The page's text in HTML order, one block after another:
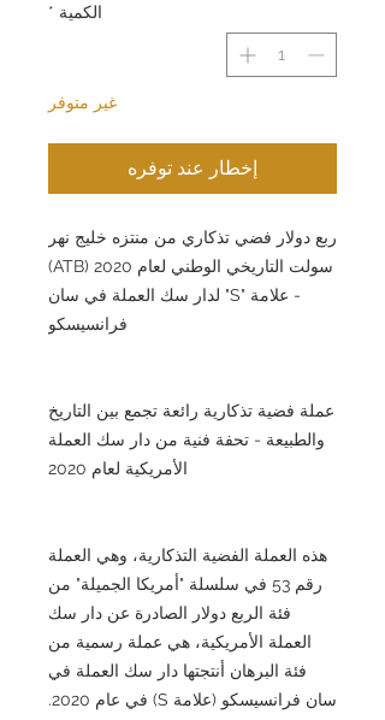
الكمية *
غير متوفر
إخطار عند توفره
ربع دولار فضي تذكاري من منتزه خليج نهر
سولت التاريخي الوطني لعام 2020 (ATB)
- علامة "S" لدار سك العملة في سان
فرانسيسكو
عملة فضية تذكارية رائعة تجمع بين التاريخ
والطبيعة - تحفة فنية من دار سك العملة
الأمريكية لعام 2020
هذه العملة الفضية التذكارية، وهي العملة
رقم 53 في سلسلة "أمريكا الجميلة" من
فئة الربع دولار الصادرة عن دار سك
العملة الأمريكية، هي عملة رسمية من
فئة البرهان أنتجتها دار سك العملة في
سان فرانسيسكو (علامة S) في عام 2020.